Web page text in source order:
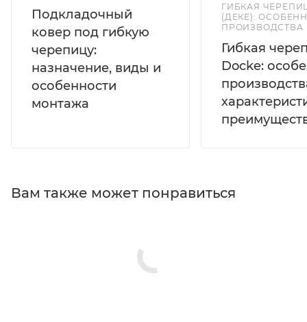
Подкладочный
ковер под гибкую
черепицу:
назначение, виды и
особенности
монтажа
ГИБКАЯ
(ДЕКЕ):
ПРОИЗВОДСТВА
Гибкая
Docke:
Вам также может понравиться